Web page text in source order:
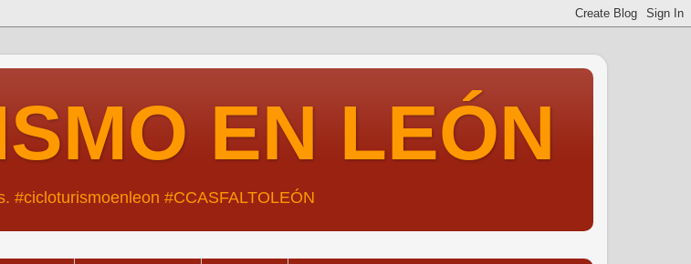
EN LEÓN
#cicloturismoenleon #CCASFALTOLEÓN